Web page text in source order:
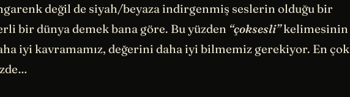
değil de siyah/beyaza indirgenmiş seslerin olduğu bir
bir dünya demek bana göre. Bu yüzden “çoksesli”kelimesinin
iyi kavramamız, değerini daha iyi bilmemiz gerekiyor. En çok